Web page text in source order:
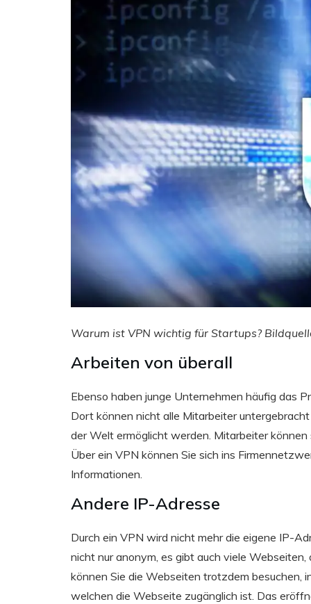
Warum ist VPN wichtig für Startups?
Arbeiten von überall
Ebenso haben junge Unternehmen häufig das
Dort können nicht alle Mitarbeiter
der Welt ermöglicht werden. Mitarbeiter können
Über ein VPN können Sie sich ins
Informationen.
Andere IP-Adresse
Durch ein VPN wird nicht mehr die eigene IP-
nicht nur anonym, es gibt auch viele
können Sie die Webseiten trotzdem besuchen,
welchen die Webseite zugänglich ist. Das